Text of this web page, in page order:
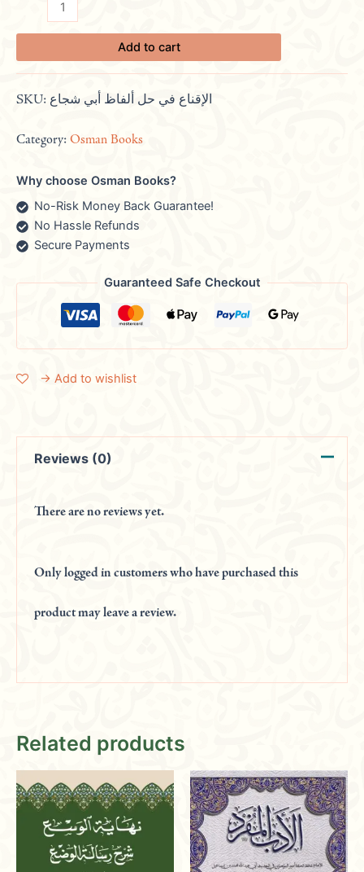
Add to cart
SKU: الإقناع في حل ألفاظ أبي شجاع
Category: Osman Books
Why choose Osman Books?
No-Risk Money Back Guarantee!
No Hassle Refunds
Secure Payments
Guaranteed Safe Checkout
→ Add to wishlist
Reviews (0)
There are no reviews yet.
Only logged in customers who have purchased this
product may leave a review.
Related products